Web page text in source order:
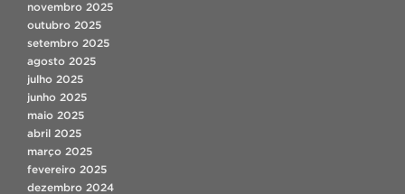
novembro 2025
outubro 2025
setembro 2025
agosto 2025
julho 2025
junho 2025
maio 2025
abril 2025
março 2025
fevereiro 2025
dezembro 2024